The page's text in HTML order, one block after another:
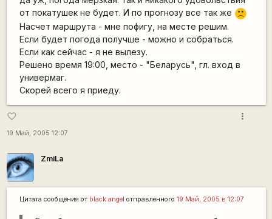
от покатушек не будет. И по прогнозу все так же
:(
Насчет маршрута - мне пофигу, на месте решим.
Если будет погода получше - можно и собраться.
Если как сейчас - я не вылезу.
Решено время 19:00, место - "Беларусь", гл. вход в
универмаг.
Скорей всего я приеду.
favorite_border
19 Май, 2005 12:07
more_vert
ZmiLa
Цитата сообщения от black angel отправленного 19 Май, 2005 в 12:07